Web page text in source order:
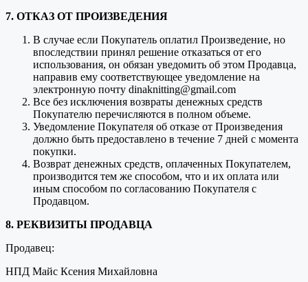
7. ОТКАЗ ОТ ПРОИЗВЕДЕНИЯ
В случае если Покупатель оплатил Произведение, но
впоследствии принял решение отказаться от его
использования, он обязан уведомить об этом Продавца,
направив ему соответствующее уведомление на
электронную почту dinaknitting@gmail.com
Все без исключения возвраты денежных средств
Покупателю перечисляются в полном объеме.
Уведомление Покупателя об отказе от Произведения
должно быть предоставлено в течение 7 дней с момента
покупки.
Возврат денежных средств, оплаченных Покупателем,
производится тем же способом, что и их оплата или
иным способом по согласованию Покупателя с
Продавцом.
8. РЕКВИЗИТЫ ПРОДАВЦА
Продавец:
НПД Майс Ксения Михайловна